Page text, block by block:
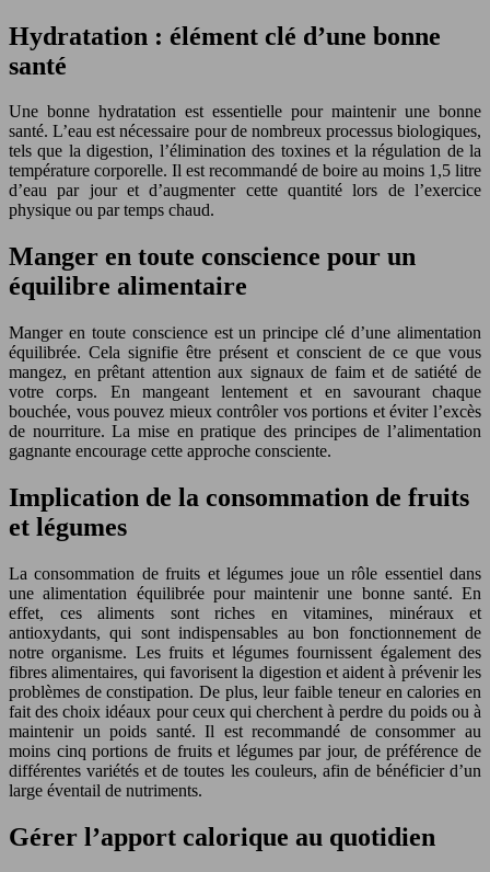
Hydratation : élément clé d’une bonne
santé
Une bonne hydratation est essentielle pour maintenir une bonne
santé. L’eau est nécessaire pour de nombreux processus biologiques,
tels que la digestion, l’élimination des toxines et la régulation de la
température corporelle. Il est recommandé de boire au moins 1,5 litre
d’eau par jour et d’augmenter cette quantité lors de l’exercice
physique ou par temps chaud.
Manger en toute conscience pour un
équilibre alimentaire
Manger en toute conscience est un principe clé d’une alimentation
équilibrée. Cela signifie être présent et conscient de ce que vous
mangez, en prêtant attention aux signaux de faim et de satiété de
votre corps. En mangeant lentement et en savourant chaque
bouchée, vous pouvez mieux contrôler vos portions et éviter l’excès
de nourriture. La mise en pratique des principes de l’alimentation
gagnante encourage cette approche consciente.
Implication de la consommation de fruits
et légumes
La consommation de fruits et légumes joue un rôle essentiel dans
une alimentation équilibrée pour maintenir une bonne santé. En
effet, ces aliments sont riches en vitamines, minéraux et
antioxydants, qui sont indispensables au bon fonctionnement de
notre organisme. Les fruits et légumes fournissent également des
fibres alimentaires, qui favorisent la digestion et aident à prévenir les
problèmes de constipation. De plus, leur faible teneur en calories en
fait des choix idéaux pour ceux qui cherchent à perdre du poids ou à
maintenir un poids santé. Il est recommandé de consommer au
moins cinq portions de fruits et légumes par jour, de préférence de
différentes variétés et de toutes les couleurs, afin de bénéficier d’un
large éventail de nutriments.
Gérer l’apport calorique au quotidien